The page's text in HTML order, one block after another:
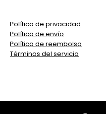
Política de privacidad
Política de envío
Política de reembolso
Términos del servicio